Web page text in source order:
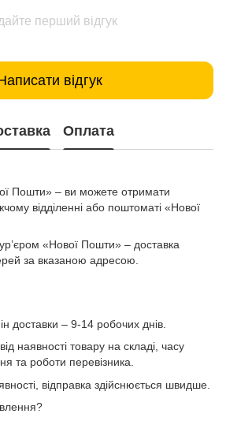
перший відгук
відгук
Оплата
Пошти» – ви можете отримати
відділенні або поштоматі «Нової
«Нової Пошти» – доставка
за вказаною адресою.
доставки – 9-14 робочих днів.
наявності товару на складі, часу
та роботи перевізника.
відправка здійснюється швидше.